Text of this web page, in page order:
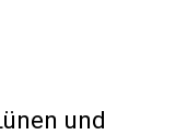
und